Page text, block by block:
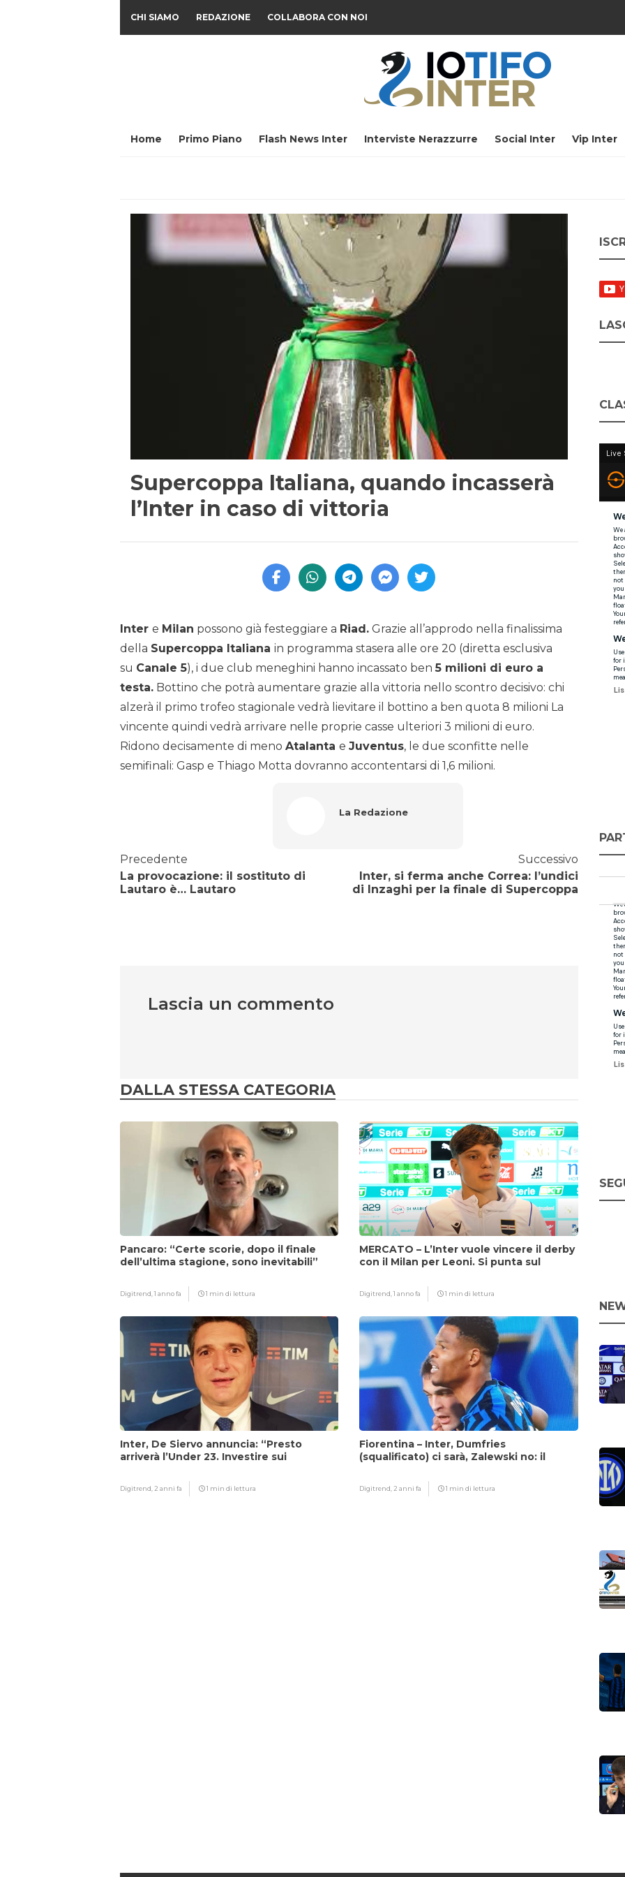
CHI SIAMO REDAZIONE COLLABORA CON NOI
Home Primo Piano Flash News Inter Interviste Nerazzurre Social Inter Vip Inter
Supercoppa Italiana, quando incasserà
l’Inter in caso di vittoria
Inter e Milan possono già festeggiare a Riad. Grazie all’approdo nella finalissima
della Supercoppa Italiana in programma stasera alle ore 20 (diretta esclusiva
su Canale 5), i due club meneghini hanno incassato ben5 milioni di euro a
testa. Bottino che potrà aumentare grazie alla vittoria nello scontro decisivo: chi
alzerà il primo trofeo stagionale vedrà lievitare il bottino a ben quota 8 milioni La
vincente quindi vedrà arrivare nelle proprie casse ulteriori 3 milioni di euro.
Ridono decisamente di meno Atalanta e Juventus, le due sconfitte nelle
semifinali: Gasp e Thiago Motta dovranno accontentarsi di 1,6 milioni.
La Redazione
Precedente
La provocazione: il sostituto di
Lautaro è… Lautaro
Successivo
Inter, si ferma anche Correa: l’undici
di Inzaghi per la finale di Supercoppa
Lascia un commento
DALLA STESSA CATEGORIA
Pancaro: “Certe scorie, dopo il finale
dell’ultima stagione, sono inevitabili”
Digitrend,1 anno fa 1 min di lettura
MERCATO – L’Inter vuole vincere il derby
con il Milan per Leoni. Si punta sul
Digitrend,1 anno fa 1 min di lettura
Inter, De Siervo annuncia: “Presto
arriverà l’Under 23. Investire sui
Digitrend,2 anni fa 1 min di lettura
Fiorentina – Inter, Dumfries
(squalificato) ci sarà, Zalewski no: il
Digitrend,2 anni fa 1 min di lettura